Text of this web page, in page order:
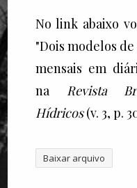
No link abaixo
"Dois modelos
mensais em
na Revista
Hídricos(v. 3, p.
Baixar arquivo